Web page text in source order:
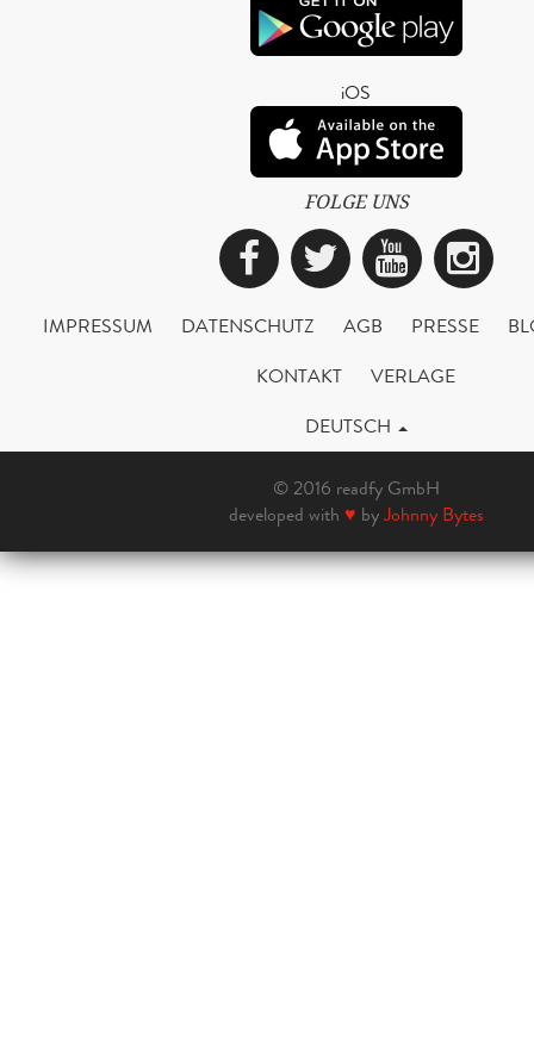
iOS
FOLGE UNS
Facebook
Twitter
IMPRESSUM DATENSCHUTZ AGB PRESSE
KONTAKT
VERLAGE
DEUTSCH
© 2016 readfy GmbH
developed with ♥ byJohnny Bytes